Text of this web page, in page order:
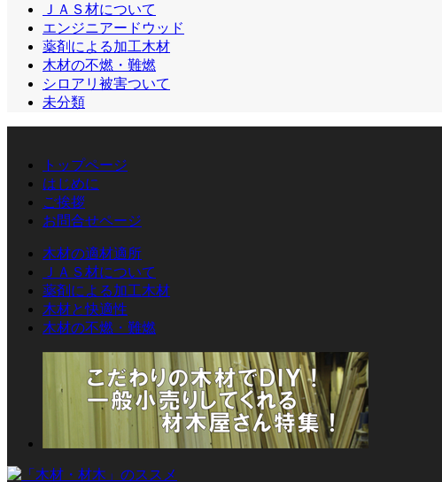
ＪＡＳ材について
エンジニアードウッド
薬剤による加工木材
木材の不燃・難燃
シロアリ被害ついて
未分類
トップページ
はじめに
ご挨拶
お問合せページ
木材の適材適所
ＪＡＳ材について
薬剤による加工木材
木材と快適性
木材の不燃・難燃